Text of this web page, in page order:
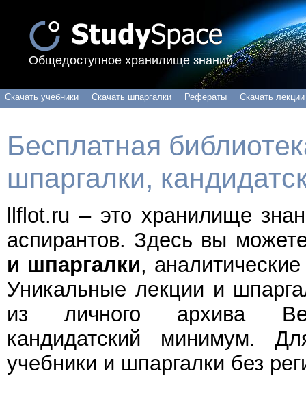
Общедоступное хранилище знаний
Скачать учебники Скачать шпаргалки Рефераты Скачать лекции
Бесплатная
шпаргалки,
llflot.ru – это хранилище
аспирантов. Здесь вы
и шпаргалки,
Уникальные лекции и
из личного архива
кандидатский минимум.
учебники и шпаргалки без